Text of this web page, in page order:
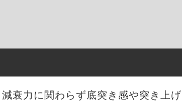
衰力に関わらず底突き感や突き上げ